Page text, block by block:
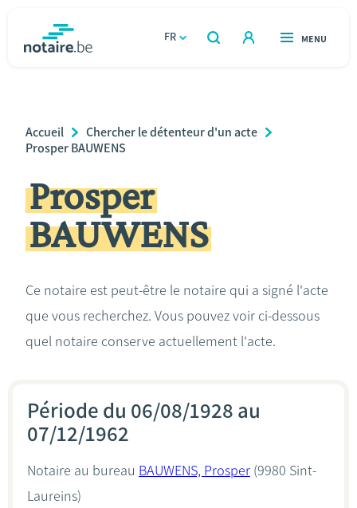
FR
OUVERT
RECHERCHER
OUVERT
MENU
Relations et vivre ensemble
Héritage et donations
Entreprendre
Calculateurs
Breadcrumb
Accueil
Chercher le détenteur d'un acte
Prosper BAUWENS
Prosper
BAUWENS
Ce notaire est peut-être le notaire qui a signé l'acte
que vous recherchez. Vous pouvez voir ci-dessous
quel notaire conserve actuellement l'acte.
Période du 06/08/1928 au
07/12/1962
Notaire au bureau BAUWENS, Prosper (9980 Sint-
Laureins)